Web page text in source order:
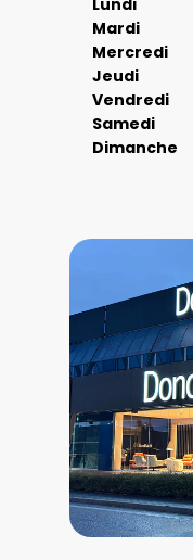
Lundi
Mardi
Mercredi
Jeudi
Vendredi
Samedi
Dimanche